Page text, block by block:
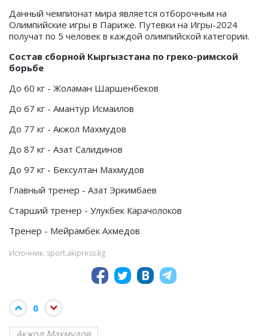
Данный чемпионат мира является отборочным на
Олимпийские игры в Париже. Путевки на Игры-2024
получат по 5 человек в каждой олимпийской категории.
Состав сборной Кыргызстана по греко-римской
борьбе
До 60 кг - Жоламан Шаршенбеков
До 67 кг - Амантур Исмаилов
До 77 кг - Акжол Махмудов
До 87 кг - Азат Салидинов
До 97 кг - Бексултан Махмудов
Главный тренер - Азат Эркимбаев
Старший тренер - Улукбек Карачолоков
Тренер - Мейрамбек Ахмедов
Источник: sport.akipress.kg
0